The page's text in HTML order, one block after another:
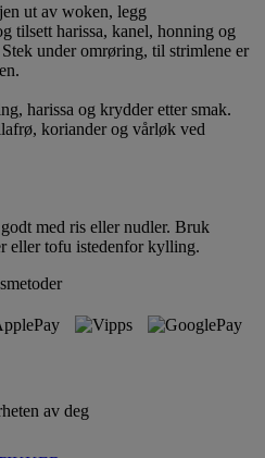
ut av woken, legg
tilsett harissa, kanel, honning og
under omrøring, til strimlene er
harissa og krydder etter smak.
koriander og vårløk ved
med ris eller nudler. Bruk
eller tofu istedenfor kylling.
av deg